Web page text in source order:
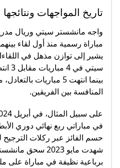
تاريخ المواجهات ونتائجها
يشير إلى توازن مذهل في
بينما انتهت 5 مباريات
المنافسة بين الفريقين.
حسم الفائز عبر ركلات الترجيح
شهدت مايو 2023
برباعية نظيفة في مباراة على